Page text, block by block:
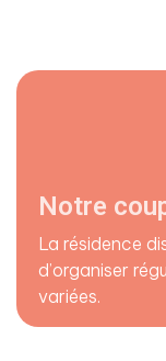
Notre
La résidence
d’organiser
variées.